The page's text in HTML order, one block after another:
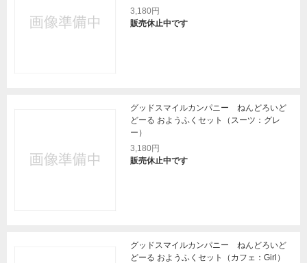
3,180円
販売休止中です
グッドスマイルカンパニー ねんどろいど
どーる おようふくセット（スーツ：グレ
ー）
3,180円
販売休止中です
グッドスマイルカンパニー ねんどろいど
どーる おようふくセット（カフェ：Girl）